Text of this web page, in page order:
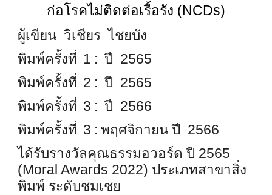
ก่อโรคไม่ติดต่อเรื้อรัง (NCDs)
ผู้เขียน วิเชียร ไชยบัง
พิมพ์ครั้งที่ 1 : ปี 2565
พิมพ์ครั้งที่ 2 : ปี 2565
พิมพ์ครั้งที่ 3 : ปี 2566
พิมพ์ครั้งที่ 3 : พฤศจิกายน ปี 2566
ได้รับรางวัลคุณธรรมอวอร์ด ปี 2565
(Moral Awards 2022) ประเภทสาขาสิ่ง
พิมพ์ ระดับชมเชย